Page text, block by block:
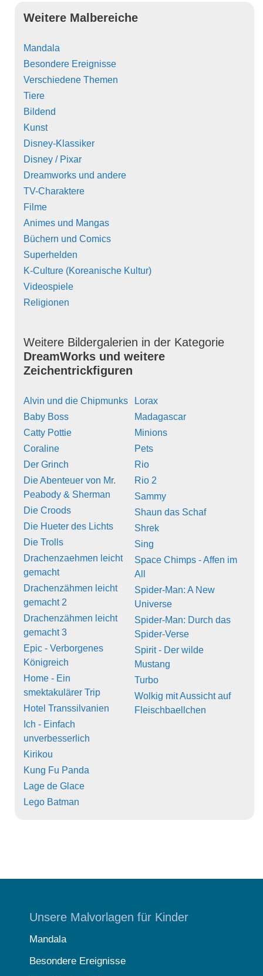
Weitere Malbereiche
Mandala
Besondere Ereignisse
Verschiedene Themen
Tiere
Bildend
Kunst
Disney-Klassiker
Disney / Pixar
Dreamworks und andere
TV-Charaktere
Filme
Animes und Mangas
Büchern und Comics
Superhelden
K-Culture (Koreanische Kultur)
Videospiele
Religionen
Weitere Bildergalerien in der Kategorie
DreamWorks und weitere
Zeichentrickfiguren
Alvin und die Chipmunks
Baby Boss
Catty Pottie
Coraline
Der Grinch
Die Abenteuer von Mr.
Peabody & Sherman
Die Croods
Die Hueter des Lichts
Die Trolls
Drachenzaehmen leicht
gemacht
Drachenzähmen leicht
gemacht 2
Drachenzähmen leicht
gemacht 3
Epic - Verborgenes
Königreich
Home - Ein
smektakulärer Trip
Hotel Transsilvanien
Ich - Einfach
unverbesserlich
Kirikou
Kung Fu Panda
Lage de Glace
Lego Batman
Lorax
Madagascar
Minions
Pets
Rio
Rio 2
Sammy
Shaun das Schaf
Shrek
Sing
Space Chimps - Affen im
All
Spider-Man: A New
Universe
Spider-Man: Durch das
Spider-Verse
Spirit - Der wilde
Mustang
Turbo
Wolkig mit Aussicht auf
Fleischbaellchen
Unsere Malvorlagen für Kinder
Mandala
Besondere Ereignisse